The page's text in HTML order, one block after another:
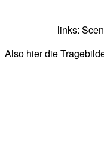
links:
Also hier die